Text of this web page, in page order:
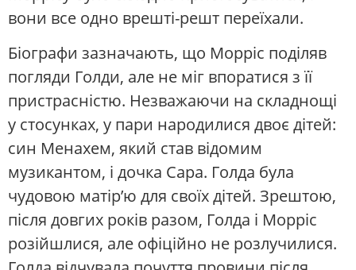
вони все одно врешті-решт переїхали.
Біографи зазначають, що Морріс поділяв
погляди Голди, але не міг впоратися з її
пристрасністю. Незважаючи на складнощі
у стосунках, у пари народилися двоє дітей:
син Менахем, який став відомим
музикантом, і дочка Сара. Голда була
чудовою матір’ю для своїх дітей. Зрештою,
після довгих років разом, Голда і Морріс
розійшлися, але офіційно не розлучилися.